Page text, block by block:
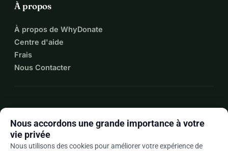
À propos
À propos de WhyDonate
Centre d'aide
Frais
Nous Contacter
Nous accordons une grande importance à votre
vie privée
Nous utilisons des cookies pour améliorer votre expérience de